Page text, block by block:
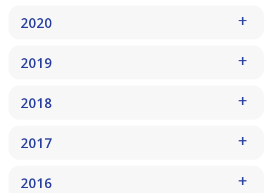
2020
2019
2018
2017
2016